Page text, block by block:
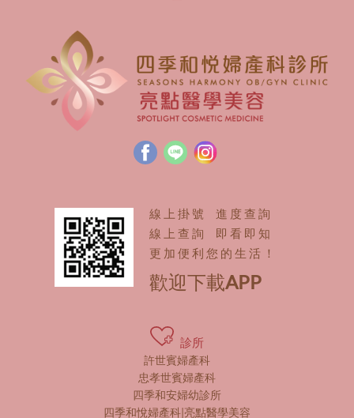
線上掛號 進度查詢
線上查詢 即看即知
更加便利您的生活！
歡迎下載APP
診所
許世賓婦產科
忠孝世賓婦產科
四季和安婦幼診所
四季和悅婦產科|亮點醫學美容